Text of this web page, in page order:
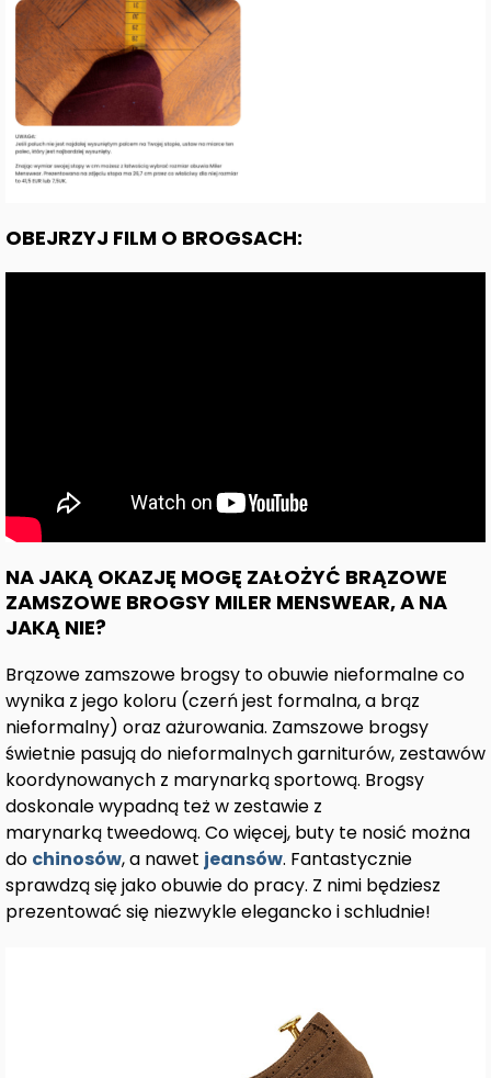
OBEJRZYJ FILM O BROGSACH:
NA JAKĄ OKAZJĘ MOGĘ ZAŁOŻYĆ BRĄZOWE
ZAMSZOWE BROGSY MILER MENSWEAR, A NA
JAKĄ NIE?
Brązowe zamszowe brogsy to obuwie nieformalne co
wynika z jego koloru (czerń jest formalna, a brąz
nieformalny) oraz ażurowania. Zamszowe brogsy
świetnie pasują do nieformalnych garniturów, zestawów
koordynowanych z marynarką sportową. Brogsy
doskonale wypadną też w zestawie z
marynarką tweedową. Co więcej, buty te nosić można
do chinosów, a nawet jeansów. Fantastycznie
sprawdzą się jako obuwie do pracy. Z nimi będziesz
prezentować się niezwykle elegancko i schludnie!